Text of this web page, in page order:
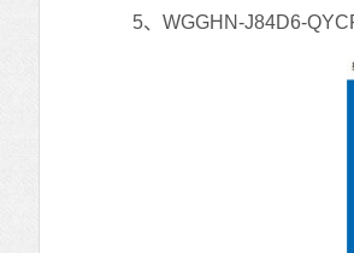
5、WGGHN-J84D6-